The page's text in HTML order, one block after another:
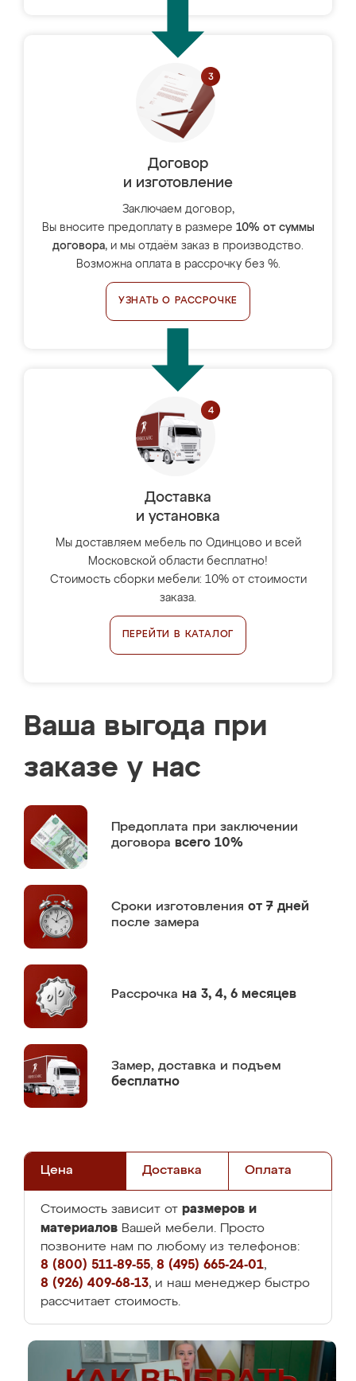
Договор
и изготовление
Заключаем договор,
Вы вносите предоплату в размере 10% от суммы
договора, и мы отдаём заказ в производство.
Возможна оплата в рассрочку без %.
УЗНАТЬ О РАССРОЧКЕ
Доставка
и установка
Мы доставляем мебель по Одинцово и всей
Московской области бесплатно!
Стоимость сборки мебели: 10% от стоимости
заказа.
ПЕРЕЙТИ В КАТАЛОГ
Ваша выгода при
заказе у нас
Предоплата при заключении
договора всего 10%
Сроки изготовления от 7 дней
после замера
Рассрочка на 3, 4, 6 месяцев
Замер, доставка и подъем
бесплатно
Цена Доставка Оплата
Стоимость зависит от размеров и
материалов Вашей мебели. Просто
позвоните нам по любому из телефонов:
8 (800) 511-89-55, 8 (495) 665-24-01,
8 (926) 409-68-13, и наш менеджер быстро
рассчитает стоимость.